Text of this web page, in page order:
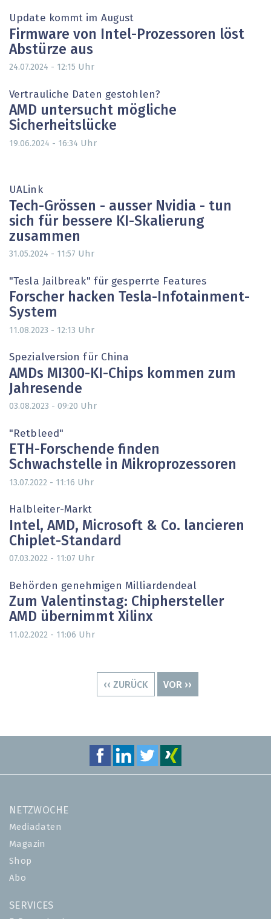
Update kommt im August
Firmware von Intel-Prozessoren löst
Abstürze aus
24.07.2024 - 12:15 Uhr
Vertrauliche Daten gestohlen?
AMD untersucht mögliche
Sicherheitslücke
19.06.2024 - 16:34 Uhr
UALink
Tech-Grössen - ausser Nvidia - tun
sich für bessere KI-Skalierung
zusammen
31.05.2024 - 11:57 Uhr
"Tesla Jailbreak" für gesperrte Features
Forscher hacken Tesla-Infotainment-
System
11.08.2023 - 12:13 Uhr
Spezialversion für China
AMDs MI300-KI-Chips kommen zum
Jahresende
03.08.2023 - 09:20 Uhr
"Retbleed"
ETH-Forschende finden
Schwachstelle in Mikroprozessoren
13.07.2022 - 11:16 Uhr
Halbleiter-Markt
Intel, AMD, Microsoft & Co. lancieren
Chiplet-Standard
07.03.2022 - 11:07 Uhr
Behörden genehmigen Milliardendeal
Zum Valentinstag: Chiphersteller
AMD übernimmt Xilinx
11.02.2022 - 11:06 Uhr
VORHERIGE
‹‹ ZURÜCK
NÄCHSTE
VOR ››
NETZWOCHE
Mediadaten
Magazin
Shop
Abo
SERVICES